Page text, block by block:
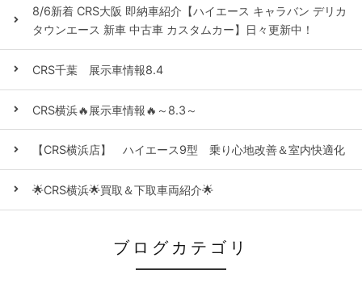
8/6新着 CRS大阪 即納車紹介【ハイエース キャラバン デリカ
タウンエース 新車 中古車 カスタムカー】日々更新中！
CRS千葉 展示車情報8.4
CRS横浜🔥展示車情報🔥～8.3～
【CRS横浜店】 ハイエース9型 乗り心地改善＆室内快適化
🌟CRS横浜🌟買取＆下取車両紹介🌟
ブログカテゴリ